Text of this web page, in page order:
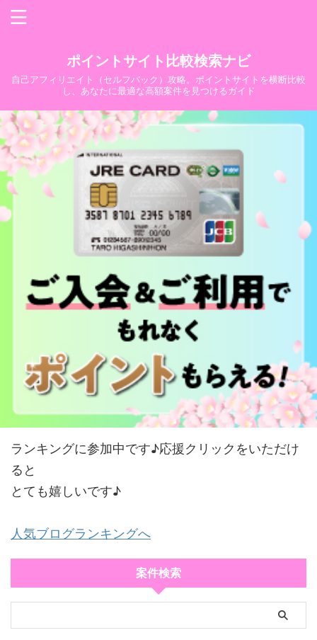
ポイントサイト比較検索ナビ
自己アフィリエイト（セルフバック）攻略。ポイントサイトを横断比較
し、あなたに最適な高額案件を見つけるガイド
ランキングに参加中です♪応援クリックをいただけ
ると
とても嬉しいです♪
人気ブログランキングへ
案件検索